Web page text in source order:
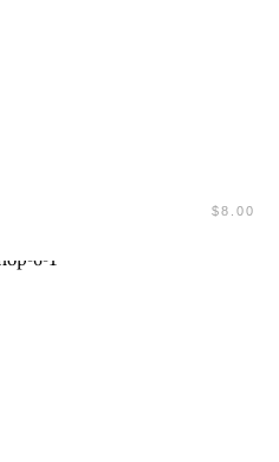
$8.00